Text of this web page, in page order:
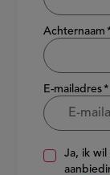
Achternaam
E-mailadres
Ja, ik